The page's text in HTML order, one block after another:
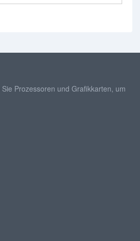
Prozessoren und Grafikkarten, um